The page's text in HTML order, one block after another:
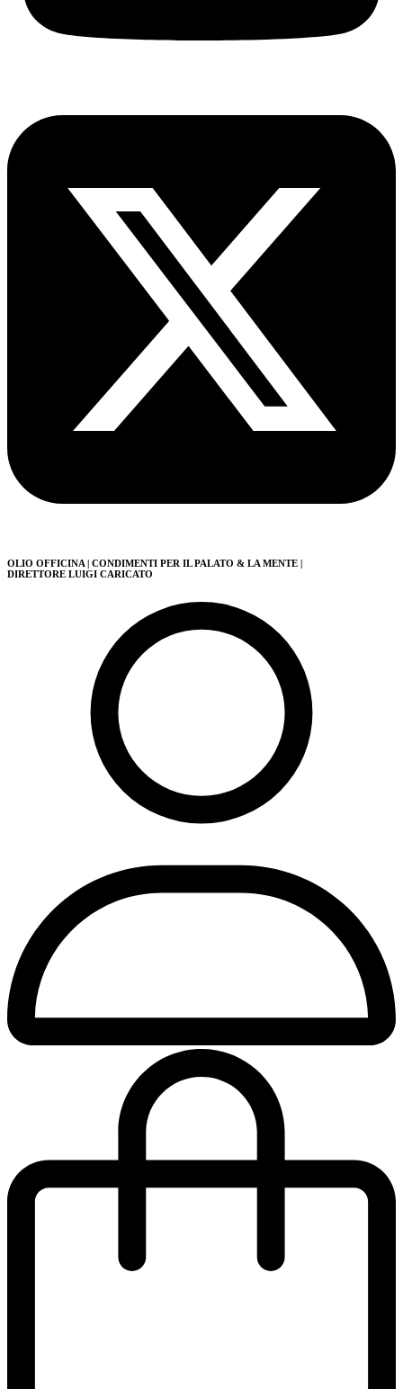
OLIO OFFICINA | CONDIMENTI PER IL PALATO & LA MENTE |
DIRETTORE LUIGI CARICATO